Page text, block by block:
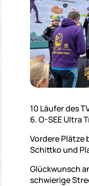
10 Läufer des
6. O-SEE Ultra
Vordere Plätze
Schittko und
Glückwunsch
schwierige